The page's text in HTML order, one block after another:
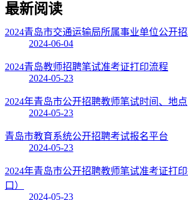
最新阅读
2024青岛市交通运输局所属事业单位公开
2024-06-04
2024青岛教师招聘笔试准考证打印流程
2024-05-23
2024年青岛市公开招聘教师笔试时间、地点
2024-05-23
青岛市教育系统公开招聘考试报名平台
2024-05-23
2024年青岛市公开招聘教师笔试准考证打
口）
2024-05-23